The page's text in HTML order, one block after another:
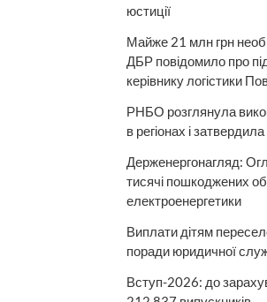
юстиції
Майже 21 млн грн
ДБР повідомило про
керівнику логістики
РНБО розглянула
в регіонах і
Держенергонагляд:
тисячі пошкоджених
електроенергетики
Виплати дітям
поради юридичної
Вступ-2026: до